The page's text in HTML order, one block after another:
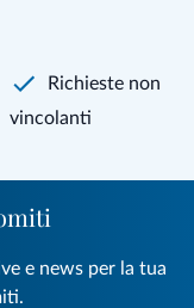
Richieste non
vincolanti
e news per la tua